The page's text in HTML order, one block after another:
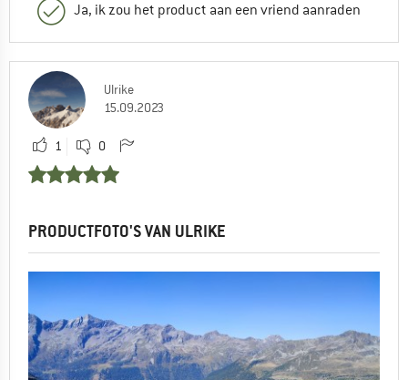
Ja, ik zou het product aan een vriend aanraden
Ulrike
15.09.2023
1 0
PRODUCTFOTO'S VAN ULRIKE